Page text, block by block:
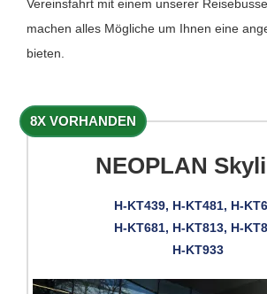
Vereinsfahrt mit einem unserer
machen alles Mögliche um Ihnen eine
bieten.
8X VORHANDEN
NEOPLAN
H-KT439, H-KT481, H-
H-KT681, H-KT813, H-
H-KT933